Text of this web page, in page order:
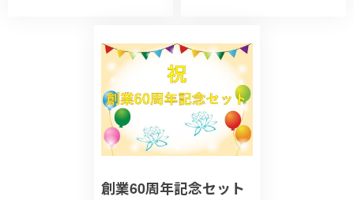
創業60周年記念セット